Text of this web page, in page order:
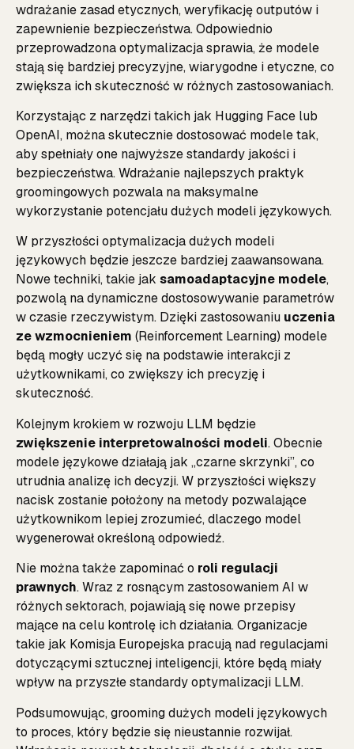
wdrażanie zasad etycznych, weryfikację outputów i
zapewnienie bezpieczeństwa. Odpowiednio
przeprowadzona optymalizacja sprawia, że modele
stają się bardziej precyzyjne, wiarygodne i etyczne, co
zwiększa ich skuteczność w różnych zastosowaniach.
Korzystając z narzędzi takich jak Hugging Face lub
OpenAI, można skutecznie dostosować modele tak,
aby spełniały one najwyższe standardy jakości i
bezpieczeństwa. Wdrażanie najlepszych praktyk
groomingowych pozwala na maksymalne
wykorzystanie potencjału dużych modeli językowych.
W przyszłości optymalizacja dużych modeli
językowych będzie jeszcze bardziej zaawansowana.
Nowe techniki, takie jak samoadaptacyjne modele,
pozwolą na dynamiczne dostosowywanie parametrów
w czasie rzeczywistym. Dzięki zastosowaniu uczenia
ze wzmocnieniem (Reinforcement Learning) modele
będą mogły uczyć się na podstawie interakcji z
użytkownikami, co zwiększy ich precyzję i
skuteczność.
Kolejnym krokiem w rozwoju LLM będzie
zwiększenie interpretowalności modeli. Obecnie
modele językowe działają jak „czarne skrzynki”, co
utrudnia analizę ich decyzji. W przyszłości większy
nacisk zostanie położony na metody pozwalające
użytkownikom lepiej zrozumieć, dlaczego model
wygenerował określoną odpowiedź.
Nie można także zapominać o roli regulacji
prawnych. Wraz z rosnącym zastosowaniem AI w
różnych sektorach, pojawiają się nowe przepisy
mające na celu kontrolę ich działania. Organizacje
takie jak Komisja Europejska pracują nad regulacjami
dotyczącymi sztucznej inteligencji, które będą miały
wpływ na przyszłe standardy optymalizacji LLM.
Podsumowując, grooming dużych modeli językowych
to proces, który będzie się nieustannie rozwijał.